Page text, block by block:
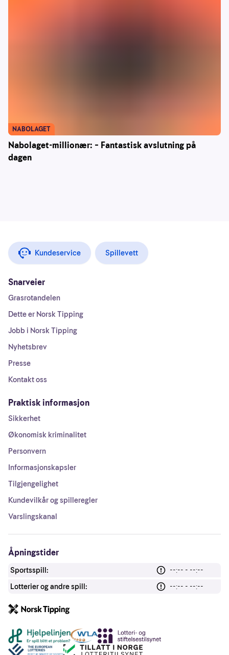
Nabolaget-millionær: – Fantastisk avslutning på
dagen
NABOLAGET
Kundeservice Spillevett
Snarveier
Grasrotandelen
Dette er Norsk Tipping
Jobb i Norsk Tipping
Nyhetsbrev
Presse
Kontakt oss
Praktisk informasjon
Sikkerhet
Økonomisk kriminalitet
Personvern
Informasjonskapsler
Tilgjengelighet
Kundevilkår og spilleregler
Varslingskanal
Åpningstider
Sportsspill:
--:-- - --:--
Lotterier og andre spill:
--:-- - --:--
Andre lenker